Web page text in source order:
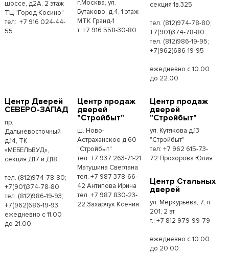
шоссе, д2А, 2 этаж
ТЦ "Город Косино"
тел:. +7 916 024-44-
55
г.Москва, ул.
Бутаково, д.4, 1 этаж
МТК Гранд-1
т. +7 916 558-30-80
секция 1в.325
тел. (812)974-78-80;
+7(901)374-78-80
тел. (812)986-19-95;
+7(962)686-19-95
ежедневно с 10.00
до 22.00
Центр Дверей
СЕВЕРО-ЗАПАД
пр.
Дальневосточный
д.14, ТК
«МЕБЕЛЬВУД»,
секция Д17 и Д18
тел. (812)974-78-80;
+7(901)374-78-80
тел. (812)986-19-93;
+7(962)686-19-93
ежедневно с 11.00
до 21.00
Центр продаж
дверей
"Стройбыт"
ш. Ново-
Астраханское д.60
"Стройбыт"
тел. +7 937 263-71-21
Матушина Светлана
тел. +7 987 378-66-
42 Антипова Ирина
тел. +7 987 830-23-
22 Захарчук Ксения
Центр продаж
дверей
"Стройбыт"
ул. Кутякова д.13
"Стройбыт"
тел: +7 962 615-73-
72 Прохорова Юлия
Центр Стальных
дверей
ул. Меркурьева, 7, п.
201, 2 эт.
т.: +7 812 979-99-79
ежедневно с 10:00
до 20:00